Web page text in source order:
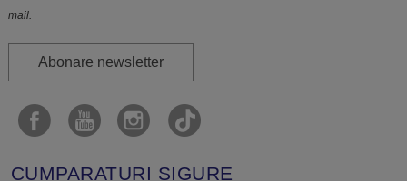
mail.
Abonare newsletter
CUMPARATURI SIGURE